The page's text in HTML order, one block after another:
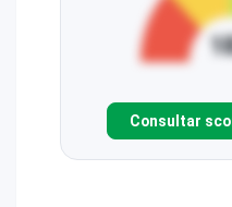
Consultar